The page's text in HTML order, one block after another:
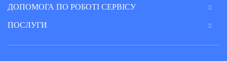
ДОПОМОГА ПО РОБОТІ СЕРВІСУ
ПОСЛУГИ